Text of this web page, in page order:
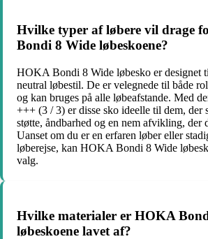
Hvilke typer af løbere vil drage
Bondi 8 Wide løbeskoene?
HOKA Bondi 8 Wide løbesko er designet
neutral løbestil. De er velegnede til både
og kan bruges på alle løbeafstande. Med
+++ (3 / 3) er disse sko ideelle til dem, der
støtte, åndbarhed og en nem afvikling, der
Uanset om du er en erfaren løber eller
løberejse, kan HOKA Bondi 8 Wide
valg.
Hvilke materialer er HOKA
løbeskoene lavet af?